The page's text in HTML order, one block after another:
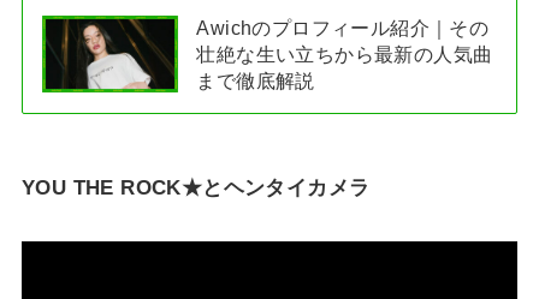
Awichのプロフィール紹介｜その
壮絶な生い立ちから最新の人気曲
まで徹底解説
YOU THE ROCK★とヘンタイカメラ